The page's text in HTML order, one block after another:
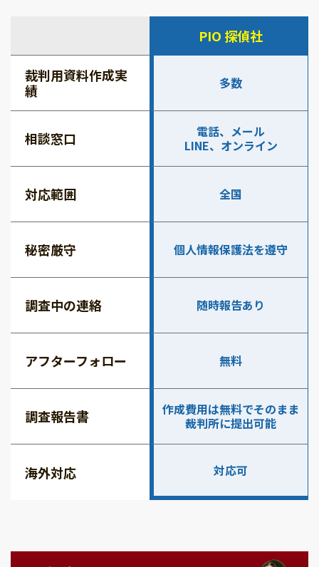
PIO 探偵社
裁判用資料作成実
績
多数
相談窓口
電話、メール
LINE、オンライン
対応範囲 全国
秘密厳守 個人情報保護法を遵守
調査中の連絡 随時報告あり
アフターフォロー 無料
調査報告書
作成費用は無料でそのまま
裁判所に提出可能
海外対応 対応可